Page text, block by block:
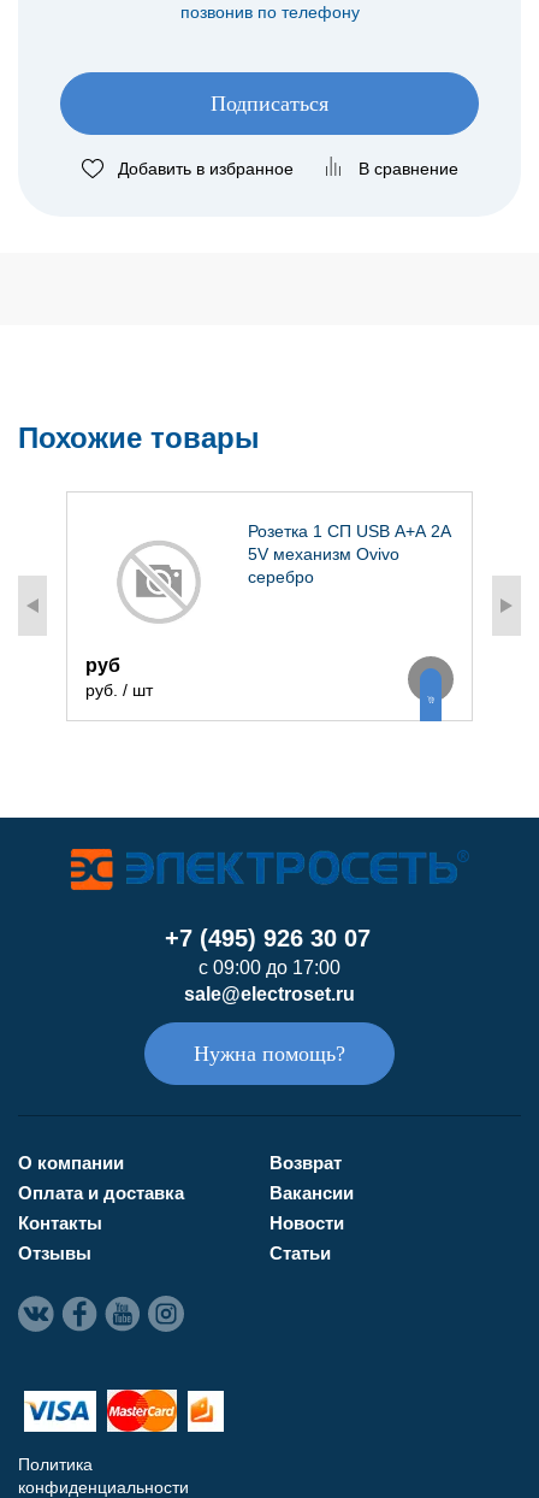
позвонив по телефону
Подписаться
Добавить в избранное В сравнение
Похожие товары
Розетка 1 СП USB А+А 2А
5V механизм Ovivo
серебро
руб
руб. / шт
+7 (495) 926 30 07
с 09:00 до 17:00
sale@electroset.ru
Нужна помощь?
О компании
Оплата и доставка
Контакты
Отзывы
Возврат
Вакансии
Новости
Статьи
Политика
конфиденциальности